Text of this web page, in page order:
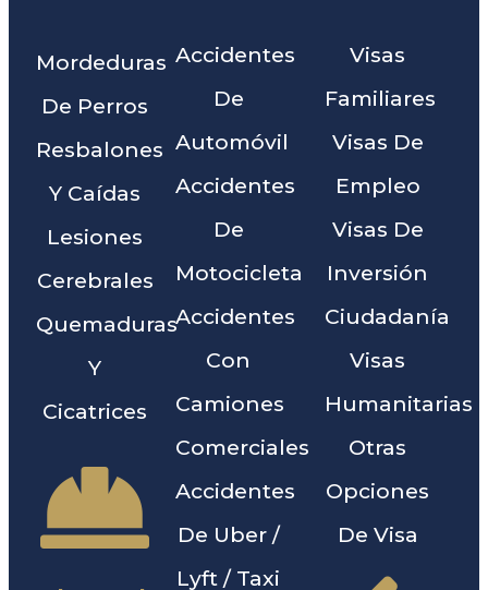
Mordeduras
De Perros
Resbalones
Y Caídas
Lesiones
Cerebrales
Quemaduras
Y
Cicatrices
Accidentes
De
Automóvil
Accidentes
De
Motocicleta
Accidentes
Con
Camiones
Comerciales
Accidentes
De Uber /
Lyft / Taxi
Visas
Familiares
Visas De
Empleo
Visas De
Inversión
Ciudadanía
Visas
Humanitarias
Otras
Opciones
De Visa